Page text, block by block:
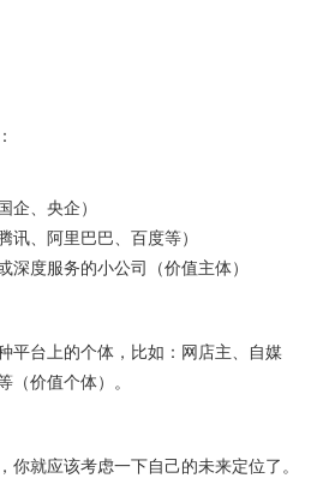
企、央企）
讯、阿里巴巴、百度等）
深度服务的小公司（价值主体）
平台上的个体，比如：网店主、自媒
（价值个体）。
你就应该考虑一下自己的未来定位了。